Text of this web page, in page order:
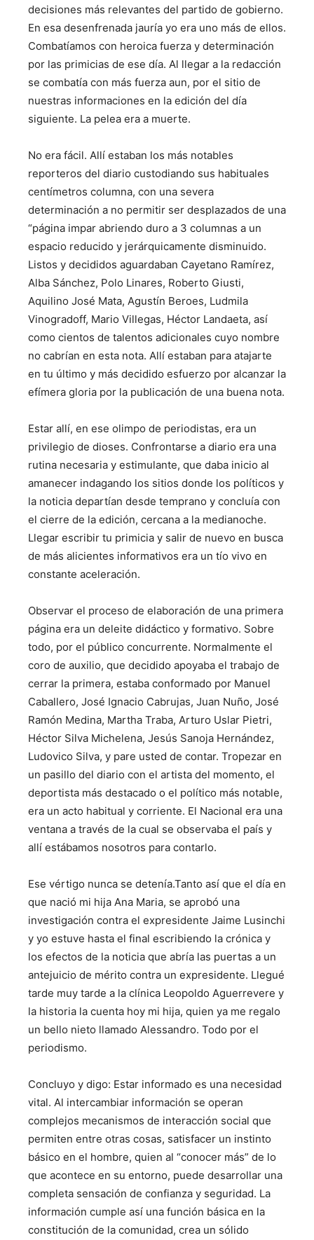
decisiones más relevantes del partido de gobierno.
En esa desenfrenada jauría yo era uno más de ellos.
Combatíamos con heroica fuerza y determinación
por las primicias de ese día. Al llegar a la redacción
se combatía con más fuerza aun, por el sitio de
nuestras informaciones en la edición del día
siguiente. La pelea era a muerte.
No era fácil. Allí estaban los más notables
reporteros del diario custodiando sus habituales
centímetros columna, con una severa
determinación a no permitir ser desplazados de una
“página impar abriendo duro a 3 columnas a un
espacio reducido y jerárquicamente disminuido.
Listos y decididos aguardaban Cayetano Ramírez,
Alba Sánchez, Polo Linares, Roberto Giusti,
Aquilino José Mata, Agustín Beroes, Ludmila
Vinogradoff, Mario Villegas, Héctor Landaeta, así
como cientos de talentos adicionales cuyo nombre
no cabrían en esta nota. Allí estaban para atajarte
en tu último y más decidido esfuerzo por alcanzar la
efímera gloria por la publicación de una buena nota.
Estar allí, en ese olimpo de periodistas, era un
privilegio de dioses. Confrontarse a diario era una
rutina necesaria y estimulante, que daba inicio al
amanecer indagando los sitios donde los políticos y
la noticia departían desde temprano y concluía con
el cierre de la edición, cercana a la medianoche.
Llegar escribir tu primicia y salir de nuevo en busca
de más alicientes informativos era un tío vivo en
constante aceleración.
Observar el proceso de elaboración de una primera
página era un deleite didáctico y formativo. Sobre
todo, por el público concurrente. Normalmente el
coro de auxilio, que decidido apoyaba el trabajo de
cerrar la primera, estaba conformado por Manuel
Caballero, José Ignacio Cabrujas, Juan Nuño, José
Ramón Medina, Martha Traba, Arturo Uslar Pietri,
Héctor Silva Michelena, Jesús Sanoja Hernández,
Ludovico Silva, y pare usted de contar. Tropezar en
un pasillo del diario con el artista del momento, el
deportista más destacado o el político más notable,
era un acto habitual y corriente. El Nacional era una
ventana a través de la cual se observaba el país y
allí estábamos nosotros para contarlo.
Ese vértigo nunca se detenía.Tanto así que el día en
que nació mi hija Ana Maria, se aprobó una
investigación contra el expresidente Jaime Lusinchi
y yo estuve hasta el final escribiendo la crónica y
los efectos de la noticia que abría las puertas a un
antejuicio de mérito contra un expresidente. Llegué
tarde muy tarde a la clínica Leopoldo Aguerrevere y
la historia la cuenta hoy mi hija, quien ya me regalo
un bello nieto llamado Alessandro. Todo por el
periodismo.
Concluyo y digo: Estar informado es una necesidad
vital. Al intercambiar información se operan
complejos mecanismos de interacción social que
permiten entre otras cosas, satisfacer un instinto
básico en el hombre, quien al “conocer más” de lo
que acontece en su entorno, puede desarrollar una
completa sensación de confianza y seguridad. La
información cumple así una función básica en la
constitución de la comunidad, crea un sólido